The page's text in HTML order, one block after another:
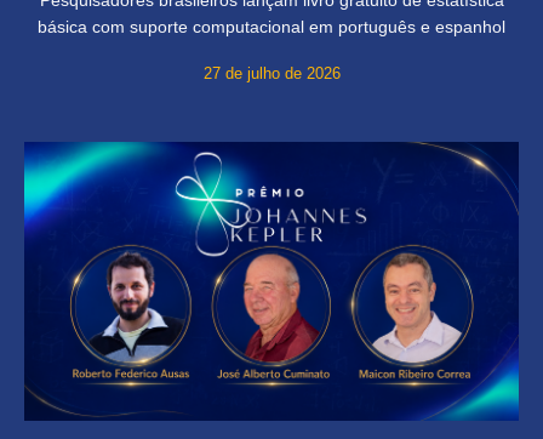
básica com suporte computacional em português e espanhol
27 de julho de 2026